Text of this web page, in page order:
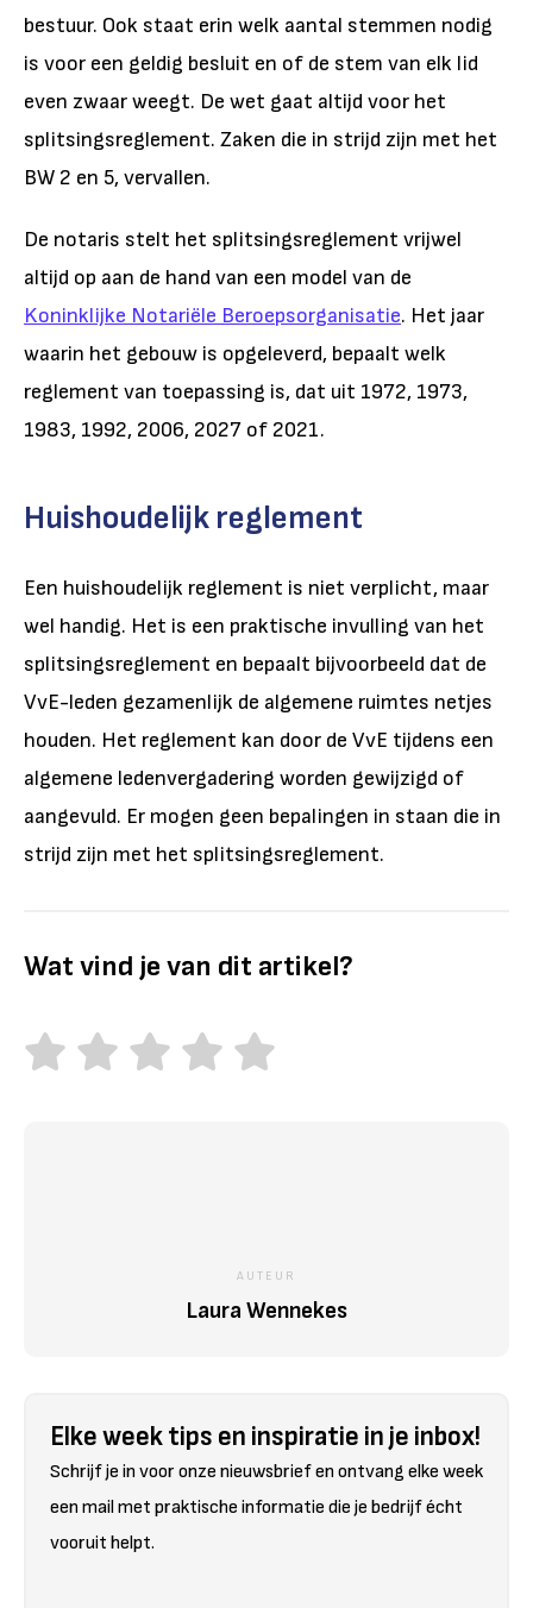
bestuur. Ook staat erin welk aantal stemmen nodig
is voor een geldig besluit en of de stem van elk lid
even zwaar weegt. De wet gaat altijd voor het
splitsingsreglement. Zaken die in strijd zijn met het
BW 2 en 5, vervallen.
De notaris stelt het splitsingsreglement vrijwel
altijd op aan de hand van een model van de
Koninklijke Notariële Beroepsorganisatie. Het jaar
waarin het gebouw is opgeleverd, bepaalt welk
reglement van toepassing is, dat uit 1972, 1973,
1983, 1992, 2006, 2027 of 2021.
Huishoudelijk reglement
Een huishoudelijk reglement is niet verplicht, maar
wel handig. Het is een praktische invulling van het
splitsingsreglement en bepaalt bijvoorbeeld dat de
VvE-leden gezamenlijk de algemene ruimtes netjes
houden. Het reglement kan door de VvE tijdens een
algemene ledenvergadering worden gewijzigd of
aangevuld. Er mogen geen bepalingen in staan die in
strijd zijn met het splitsingsreglement.
Wat vind je van dit artikel?
AUTEUR
Laura Wennekes
Elke week tips en inspiratie in je inbox!
Schrijf je in voor onze nieuwsbrief en ontvang elke week
een mail met praktische informatie die je bedrijf écht
vooruit helpt.